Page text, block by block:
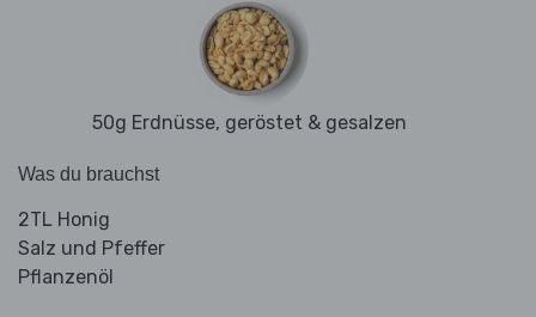
50g Erdnüsse, geröstet & gesalzen
Was du brauchst
2TL Honig
Salz und Pfeffer
Pflanzenöl